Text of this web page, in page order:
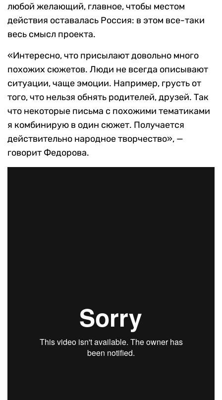
любой желающий, главное, чтобы местом
действия оставалась Россия: в этом все-таки
весь смысл проекта.
«Интересно, что присылают довольно много
похожих сюжетов. Люди не всегда описывают
ситуации, чаще эмоции. Например, грусть от
того, что нельзя обнять родителей, друзей. Так
что некоторые письма с похожими тематиками
я комбинирую в один сюжет. Получается
действительно народное творчество», —
говорит Федорова.